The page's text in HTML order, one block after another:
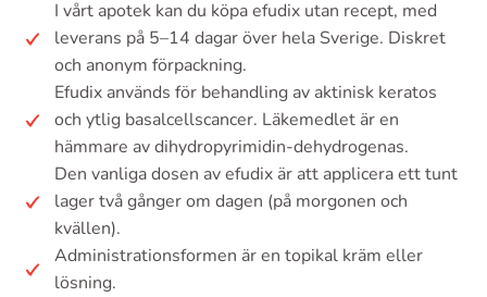
I vårt apotek kan du köpa efudix utan recept, med
leverans på 5–14 dagar över hela Sverige. Diskret
och anonym förpackning.
Efudix används för behandling av aktinisk keratos
och ytlig basalcellscancer. Läkemedlet är en
hämmare av dihydropyrimidin-dehydrogenas.
Den vanliga dosen av efudix är att applicera ett tunt
lager två gånger om dagen (på morgonen och
kvällen).
Administrationsformen är en topikal kräm eller
lösning.